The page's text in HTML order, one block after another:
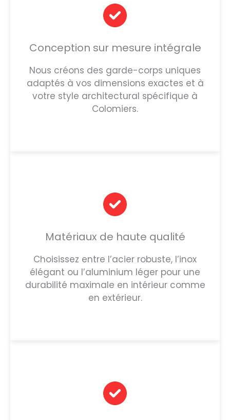
Conception sur mesure intégrale
Nous créons des garde-corps uniques
adaptés à vos dimensions exactes et à
votre style architectural spécifique à
Colomiers.
Matériaux de haute qualité
Choisissez entre l’acier robuste, l’inox
élégant ou l’aluminium léger pour une
durabilité maximale en intérieur comme
en extérieur.